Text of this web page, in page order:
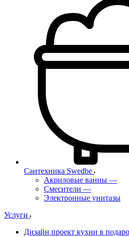
Сантехника Swedbe
Акриловые ванны —
Смесители —
Электронные унитазы
Услуги
Дизайн проект кухни в